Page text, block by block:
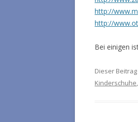
http://
http://
Bei einigen
Dieser
Kinderschuhe,